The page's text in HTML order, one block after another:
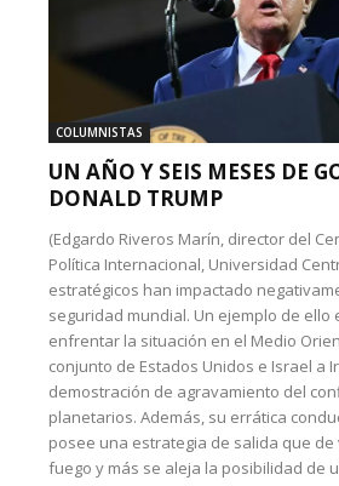
COLUMNISTAS
UN AÑO Y SEIS MESES DE
DONALD TRUMP
(Edgardo Riveros Marín, director del
Política Internacional, Universidad
estratégicos han impactado
seguridad mundial. Un ejemplo de ello
enfrentar la situación en el Medio
conjunto de Estados Unidos e Israel a
demostración de agravamiento del
planetarios. Además, su errática
posee una estrategia de salida que
fuego y más se aleja la posibilidad de